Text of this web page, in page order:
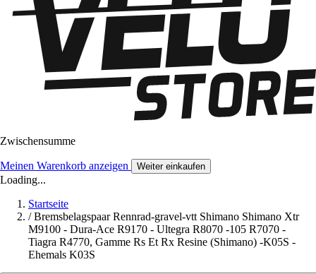
Zwischensumme
Meinen Warenkorb anzeigen Weiter einkaufen
Loading...
Startseite
/ Bremsbelagspaar Rennrad-gravel-vtt Shimano Shimano Xtr
M9100 - Dura-Ace R9170 - Ultegra R8070 -105 R7070 -
Tiagra R4770, Gamme Rs Et Rx Resine (Shimano) -K05S -
Ehemals K03S